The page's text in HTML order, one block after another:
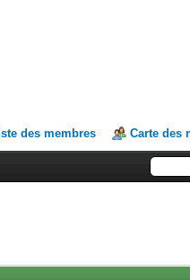
des membres Carte des